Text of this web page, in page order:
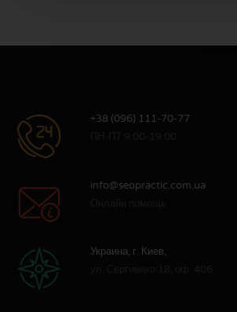
+38 (096) 111-70-77
info@seopractic.com.ua
Украина, г. Киев,